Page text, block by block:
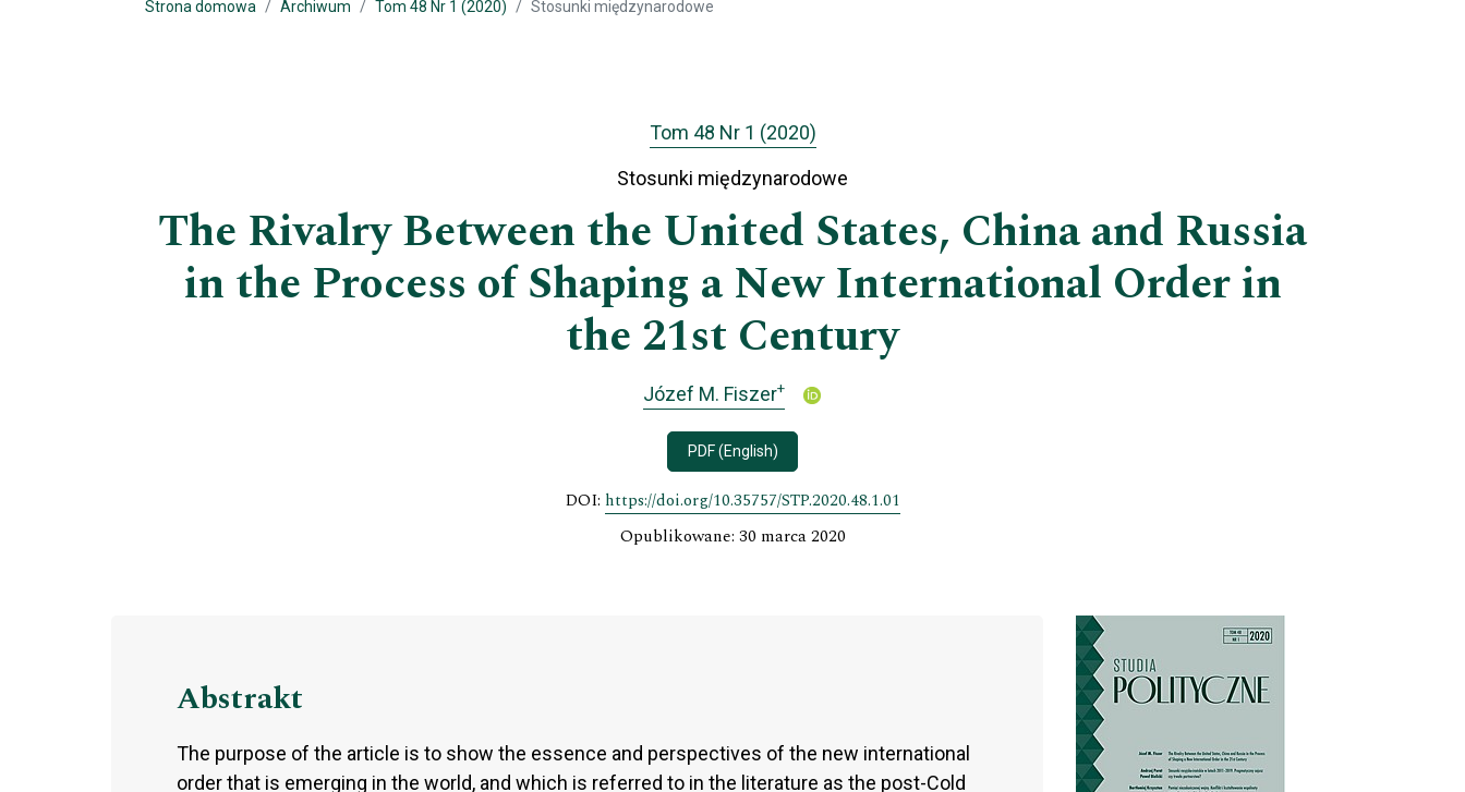
Strona domowa Archiwum Tom 48 Nr 1 (2020) Stosunki międzynarodowe
Tom 48 Nr 1 (2020)
Stosunki międzynarodowe
The Rivalry Between the United States, China and Russia
in the Process of Shaping a New International Order in
the 21st Century
Józef M. Fiszer+
PDF (English)
DOI: https://doi.org/10.35757/STP.2020.48.1.01
Opublikowane: 30 marca 2020
Abstrakt
The purpose of the article is to show the essence and perspectives of the new international
order that is emerging in the world, and which is referred to in the literature as the post-Cold
Cover image